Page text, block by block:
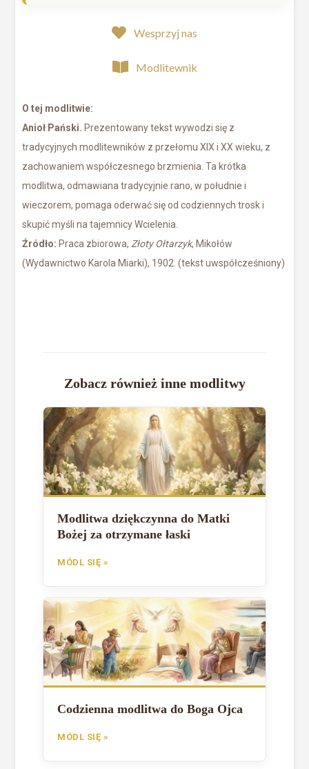
Wesprzyj nas
Modlitewnik
O tej modlitwie:
Anioł Pański. Prezentowany tekst wywodzi się z
tradycyjnych modlitewników z przełomu XIX i XX wieku, z
zachowaniem współczesnego brzmienia. Ta krótka
modlitwa, odmawiana tradycyjnie rano, w południe i
wieczorem, pomaga oderwać się od codziennych trosk i
skupić myśli na tajemnicy Wcielenia.
Źródło: Praca zbiorowa, Złoty Ołtarzyk, Mikołów
(Wydawnictwo Karola Miarki), 1902. (tekst uwspółcześniony)
Zobacz również inne modlitwy
Modlitwa dziękczynna do Matki
Bożej za otrzymane łaski
MÓDL SIĘ »
Codzienna modlitwa do Boga Ojca
MÓDL SIĘ »